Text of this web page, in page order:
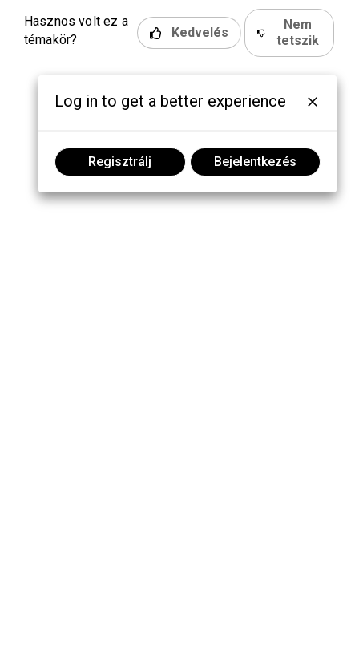
Hasznos volt ez a
témakör?
Kedvelés
Nem
tetszik
Log in to get a better experience
Regisztrálj Bejelentkezés